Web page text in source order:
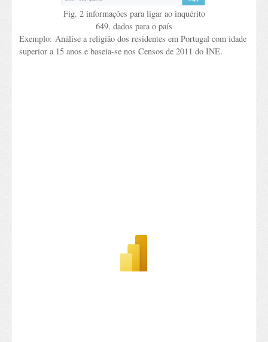
Fig. 2 informações para ligar ao inquérito
649, dados para o país
Exemplo: Análise a religião dos residentes em Portugal com idade
superior a 15 anos e baseia-se nos Censos de 2011 do INE.